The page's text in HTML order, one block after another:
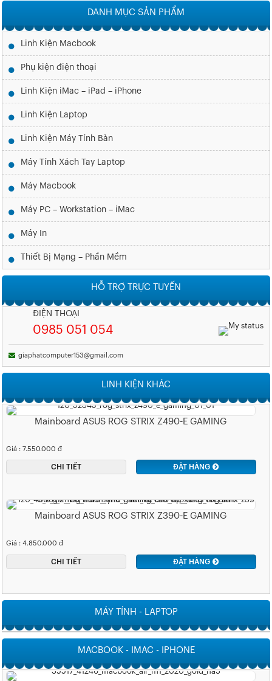
DANH MỤC SẢN PHẨM
Linh Kiện Macbook
Phụ kiện điện thoại
Linh Kiện iMac – iPad – iPhone
Linh Kiện Laptop
Linh Kiện Máy Tính Bàn
Máy Tính Xách Tay Laptop
Máy Macbook
Máy PC – Workstation – iMac
Máy In
Thiết Bị Mạng – Phần Mềm
HỖ TRỢ TRỰC TUYẾN
ĐIỆN THOẠI
0985 051 054
giaphatcomputer153@gmail.com
LINH KIỆN KHÁC
Mainboard ASUS ROG STRIX Z490-E GAMING
Giá : 7.550.000 đ
CHI TIẾT ĐẶT HÀNG
Mainboard ASUS ROG STRIX Z390-E GAMING
Giá : 4.850.000 đ
CHI TIẾT ĐẶT HÀNG
MÁY TÍNH - LAPTOP
MACBOOK - IMAC - IPHONE